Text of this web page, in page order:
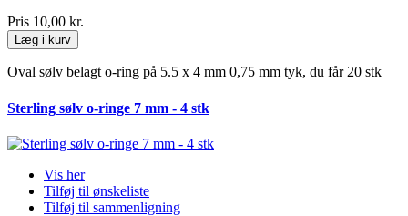
Pris 10,00 kr.
Læg i kurv
Oval sølv belagt o-ring på 5.5 x 4 mm 0,75 mm tyk, du får 20 stk
Sterling sølv o-ringe 7 mm - 4 stk
Vis her
Tilføj til ønskeliste
Tilføj til sammenligning